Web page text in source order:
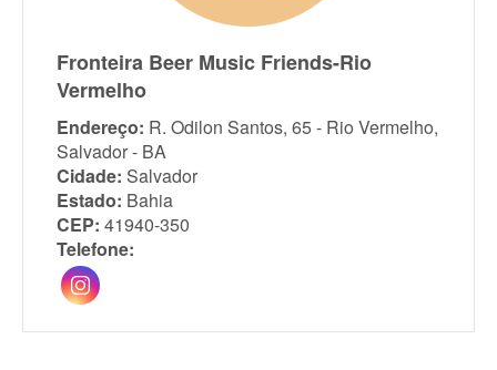
Fronteira Beer Music Friends-Rio
Vermelho
Endereço: R. Odilon Santos, 65 - Rio Vermelho,
Salvador - BA
Cidade: Salvador
Estado: Bahia
CEP: 41940-350
Telefone: